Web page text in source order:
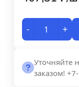
- +
Уточняйте
заказом!